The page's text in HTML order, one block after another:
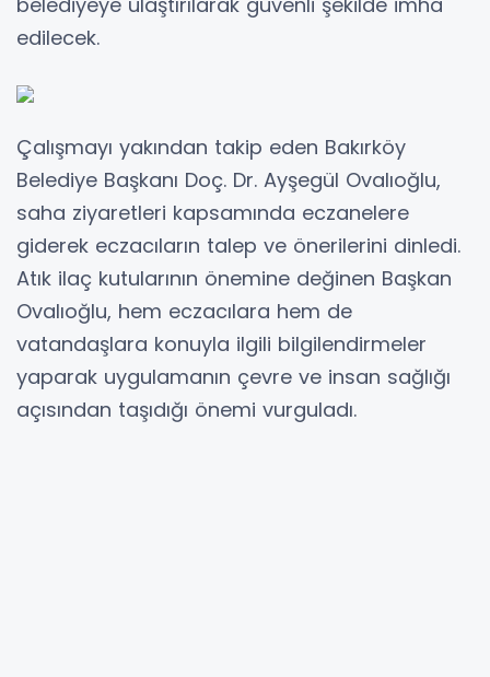
edilecek.
Çalışmayı yakından takip eden Bakırköy
Belediye Başkanı Doç. Dr. Ayşegül Ovalıoğlu,
saha ziyaretleri kapsamında eczanelere
giderek eczacıların talep ve önerilerini dinledi.
Atık ilaç kutularının önemine değinen Başkan
Ovalıoğlu, hem eczacılara hem de
vatandaşlara konuyla ilgili bilgilendirmeler
yaparak uygulamanın çevre ve insan sağlığı
açısından taşıdığı önemi vurguladı.